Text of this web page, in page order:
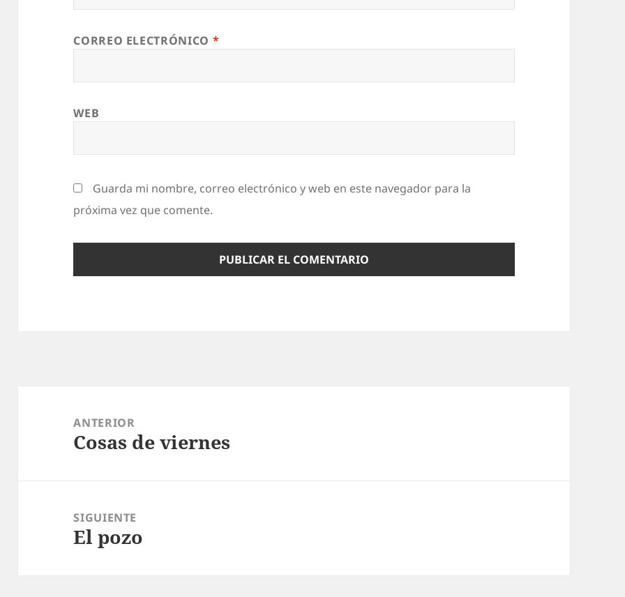
CORREO ELECTRÓNICO *
WEB
Guarda mi nombre, correo electrónico y web en este navegador para la
próxima vez que comente.
entradas
ANTERIOR
Entrada
Cosas de viernes
SIGUIENTE
Entrada
El pozo